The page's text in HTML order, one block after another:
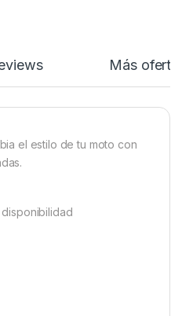
Más
el estilo de tu moto con